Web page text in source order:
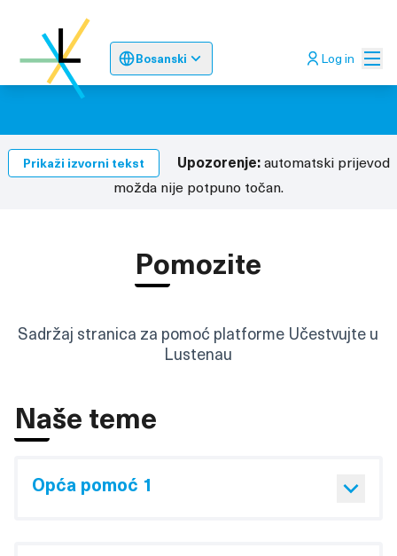
Bosanski
Sprache wählen Choose languageOdaberite
Log in
Prikaži izvorni tekst Upozorenje:automatski prijevod
možda nije potpuno točan.
Pomozite
Sadržaj stranica za pomoć platforme Učestvujte u
Lustenau
Naše teme
Opća pomoć 1